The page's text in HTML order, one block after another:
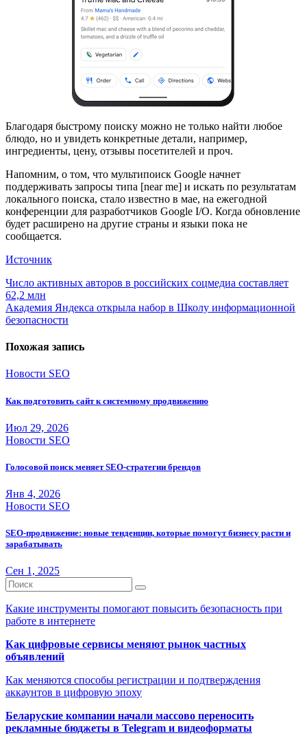
Благодаря быстрому поиску можно не только найти любое
блюдо, но и увидеть конкретные детали, например,
ингредиенты, цену, отзывы посетителей и проч.
Напомним, о том, что мультипоиск Google начнет
поддерживать запросы типа [near me] и искать по результатам
локального поиска, стало известно в мае, на ежегодной
конференции для разработчиков Google I/O. Когда обновление
будет расширено на другие страны и языки пока не
сообщается.
Источник
Навигация
по
записям
Число активных авторов в российских соцмедиа составляет
62,2 млн
Академия Яндекса открыла набор в Школу информационной
безопасности
Похожая запись
Новости SEO
Как подготовить сайт к системному продвижению
Июл 29, 2026
Новости SEO
Голосовой поиск меняет SEO-стратегии брендов
Янв 4, 2026
Новости SEO
SEO-продвижение: новые тенденции, которые помогут бизнесу расти и
зарабатывать
Сен 1, 2025
Какие инструменты помогают повысить безопасность при
работе в интернете
Как цифровые сервисы меняют рынок частных
объявлений
Как меняются способы регистрации и подтверждения
аккаунтов в цифровую эпоху
Беларуские компании начали массово переносить
рекламные бюджеты в Telegram и видеоформаты